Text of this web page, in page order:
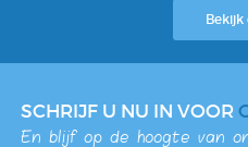
Bekijk
SCHRIJF U NU IN VOOR
En blijf op de hoogte van